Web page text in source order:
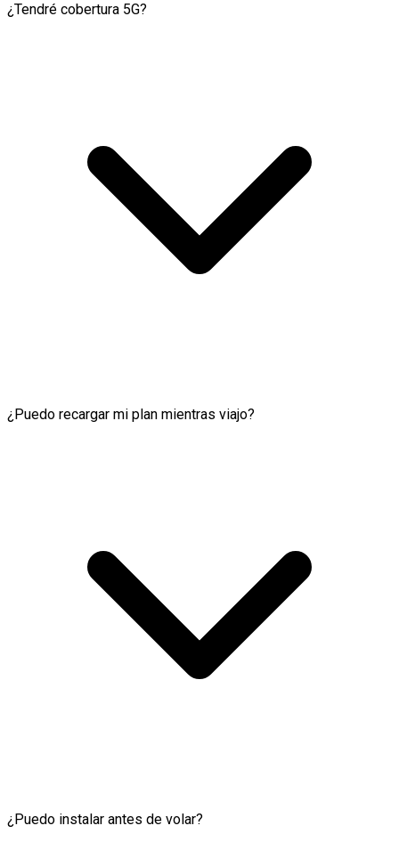
¿Tendré cobertura 5G?
¿Puedo recargar mi plan mientras viajo?
¿Puedo instalar antes de volar?